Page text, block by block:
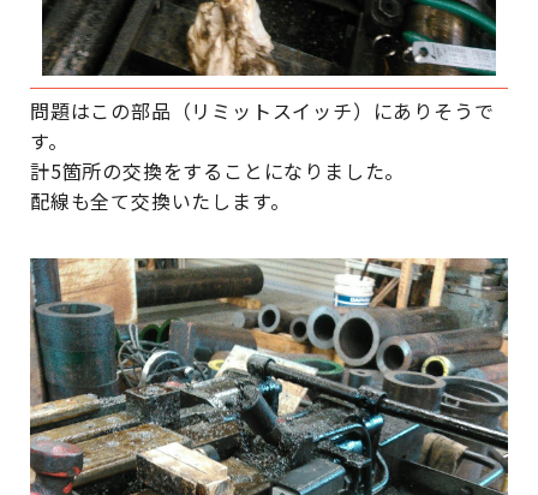
問題はこの部品（リミットスイッチ）にありそうで
す。
計5箇所の交換をすることになりました。
配線も全て交換いたします。